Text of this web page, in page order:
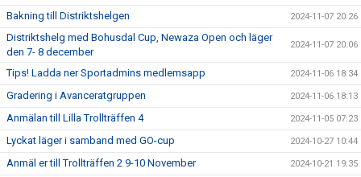
Bakning till Distriktshelgen 2024-11-07 20:26
Distriktshelg med Bohusdal Cup, Newaza Open och läger
den 7- 8 december
2024-11-07 20:06
Tips! Ladda ner Sportadmins medlemsapp 2024-11-06 18:34
Gradering i Avanceratgruppen 2024-11-06 18:13
Anmälan till Lilla Trollträffen 4 2024-11-05 07:23
Lyckat läger i samband med GO-cup 2024-10-27 10:44
Anmäl er till Trollträffen 2 9-10 November 2024-10-21 19:35